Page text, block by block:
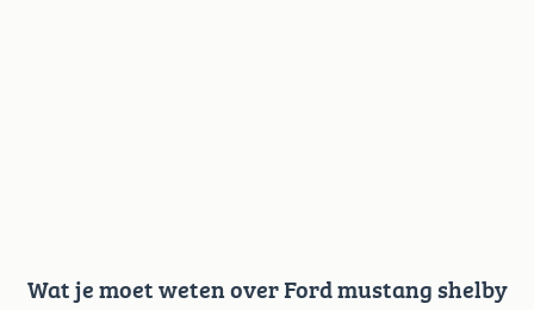
Wat je moet weten over Ford mustang shelby